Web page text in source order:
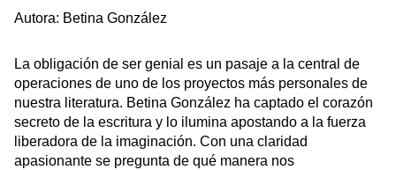
Autora: Betina González
La obligación de ser genial es un pasaje a la central de
operaciones de uno de los proyectos más personales de
nuestra literatura. Betina González ha captado el corazón
secreto de la escritura y lo ilumina apostando a la fuerza
liberadora de la imaginación. Con una claridad
apasionante se pregunta de qué manera nos